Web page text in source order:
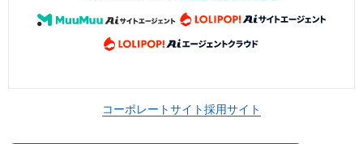
コーポレートサイト採用サイト